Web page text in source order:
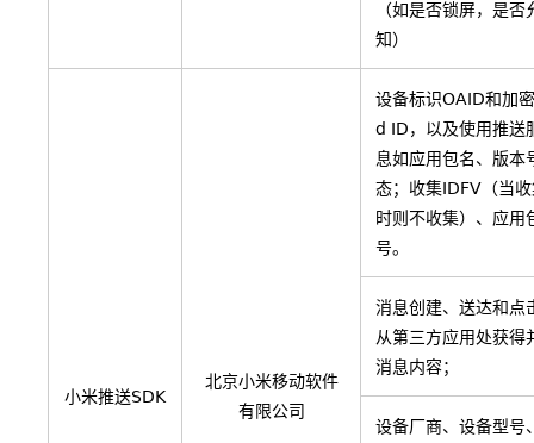
（如是否锁屏，是否
知）
小米推送SDK
北京小米移动软件
有限公司
设备标识OAID和加
d ID，以及使用推送
息如应用包名、版本
态；收集IDFV（当
时则不收集）、应用
号。
消息创建、送达和点
从第三方应用处获得
消息内容；
设备厂商、设备型号